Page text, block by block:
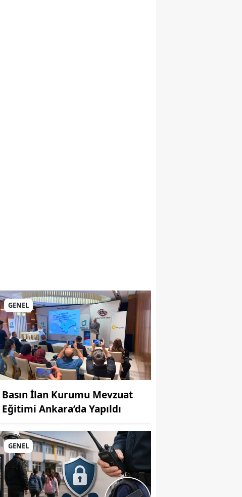
MUHABİR: Elife Karaarslan
GENEL
Basın İlan Kurumu Mevzuat
Eğitimi Ankara’da Yapıldı
GENEL